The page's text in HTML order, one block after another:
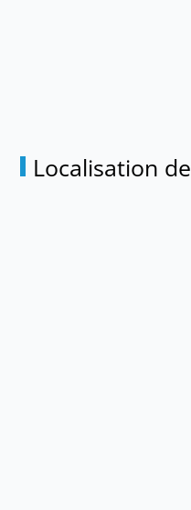
Localisation de